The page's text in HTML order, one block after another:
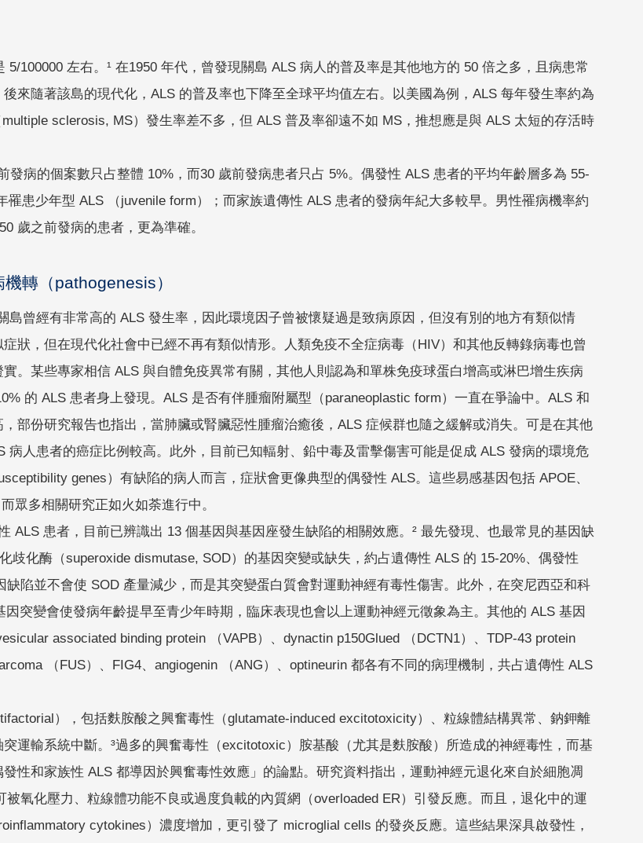
5/100000 左右。¹ 在1950 年代，曾發現關島 ALS 病人的普及率是其他地方的 50 倍之多，且病患常
來隨著該島的現代化，ALS 的普及率也下降至全球平均值左右。以美國為例，ALS 每年發生率約為
sclerosis, MS）發生率差不多，但 ALS 普及率卻遠不如 MS，推想應是與 ALS 太短的存活時
發病的個案數只占整體 10%，而30 歲前發病患者只占 5%。偶發性 ALS 患者的平均年齡層多為 55-
罹患少年型 ALS （juvenile form）；而家族遺傳性 ALS 患者的發病年紀大多較早。男性罹病機率約
歲之前發病的患者，更為準確。
轉（pathogenesis）
島曾經有非常高的 ALS 發生率，因此環境因子曾被懷疑過是致病原因，但沒有別的地方有類似情
狀，但在現代化社會中已經不再有類似情形。人類免疫不全症病毒（HIV）和其他反轉錄病毒也曾
。某些專家相信 ALS 與自體免疫異常有關，其他人則認為和單株免疫球蛋白增高或淋巴增生疾病
的 ALS 患者身上發現。ALS 是否有伴腫瘤附屬型（paraneoplastic form）一直在爭論中。ALS 和
部份研究報告也指出，當肺臟或腎臟惡性腫瘤治癒後，ALS 症候群也隨之緩解或消失。可是在其他
病人患者的癌症比例較高。此外，目前已知輻射、鉛中毒及雷擊傷害可能是促成 ALS 發病的環境危
genes）有缺陷的病人而言，症狀會更像典型的偶發性 ALS。這些易感基因包括 APOE、
眾多相關研究正如火如荼進行中。
ALS 患者，目前已辨識出 13 個基因與基因座發生缺陷的相關效應。² 最先發現、也最常見的基因缺
歧化酶（superoxide dismutase, SOD）的基因突變或缺失，約占遺傳性 ALS 的 15-20%、偶發性
缺陷並不會使 SOD 產量減少，而是其突變蛋白質會對運動神經有毒性傷害。此外，在突尼西亞和科
突變會使發病年齡提早至青少年時期，臨床表現也會以上運動神經元徵象為主。其他的 ALS 基因
associated binding protein （VAPB）、dynactin p150Glued （DCTN1）、TDP-43 protein
（FUS）、FIG4、angiogenin （ANG）、optineurin 都各有不同的病理機制，共占遺傳性 ALS
），包括麩胺酸之興奮毒性（glutamate-induced excitotoxicity）、粒線體結構異常、鈉鉀離
運輸系統中斷。³過多的興奮毒性（excitotoxic）胺基酸（尤其是麩胺酸）所造成的神經毒性，而基
性和家族性 ALS 都導因於興奮毒性效應」的論點。研究資料指出，運動神經元退化來自於細胞凋
氧化壓力、粒線體功能不良或過度負載的內質網（overloaded ER）引發反應。而且，退化中的運
cytokines）濃度增加，更引發了 microglial cells 的發炎反應。這些結果深具啟發性，